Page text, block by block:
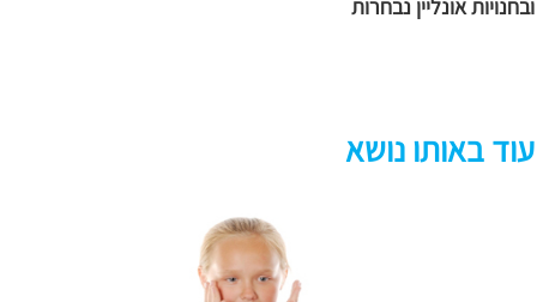
ובחנויות אונליין נבחרות
עוד באותו נושא